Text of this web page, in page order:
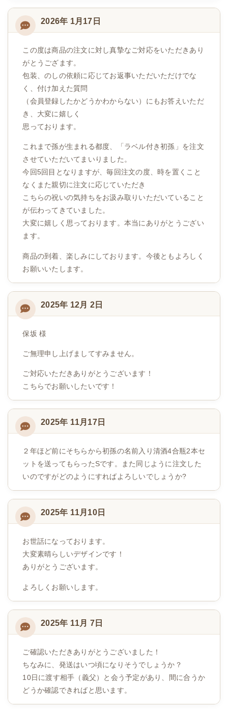
2026年 1月17日
この度は商品の注文に対し真摯なご対応をいただきあり
がとうござます。
包装、のしの依頼に応じてお返事いただいただけでな
く、付け加えた質問
（会員登録したかどうかわからない）にもお答えいただ
き、大変に嬉しく
思っております。
これまで孫が生まれる都度、「ラベル付き初孫」を注文
させていただいてまいりました。
今回5回目となりますが、毎回注文の度、時を置くこと
なくまた親切に注文に応じていただき
こちらの祝いの気持ちをお汲み取りいただいていること
が伝わってきていました。
大変に嬉しく思っております。本当にありがとうござい
ます。
商品の到着、楽しみにしております。今後ともよろしく
お願いいたします。
2025年 12月 2日
保坂 様
ご無理申し上げましてすみません。
ご対応いただきありがとうございます！
こちらでお願いしたいです！
2025年 11月17日
２年ほど前にそちらから初孫の名前入り清酒4合瓶2本セ
ットを送ってもらったSです。また同じように注文した
いのですがどのようにすればよろしいでしょうか?
2025年 11月10日
お世話になっております。
大変素晴らしいデザインです！
ありがとうございます。
よろしくお願いします。
2025年 11月 7日
ご確認いただきありがとうございました！
ちなみに、発送はいつ頃になりそうでしょうか？
10日に渡す相手（義父）と会う予定があり、間に合うか
どうか確認できればと思います。